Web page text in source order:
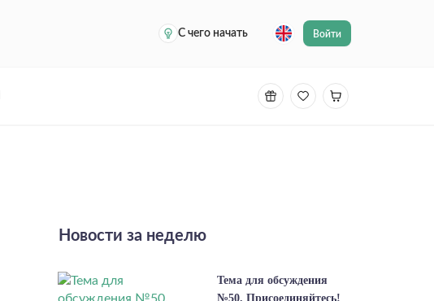
С чего начать
Войти
Новости за неделю
Тема для обсуждения
№50. Присоединяйтесь!